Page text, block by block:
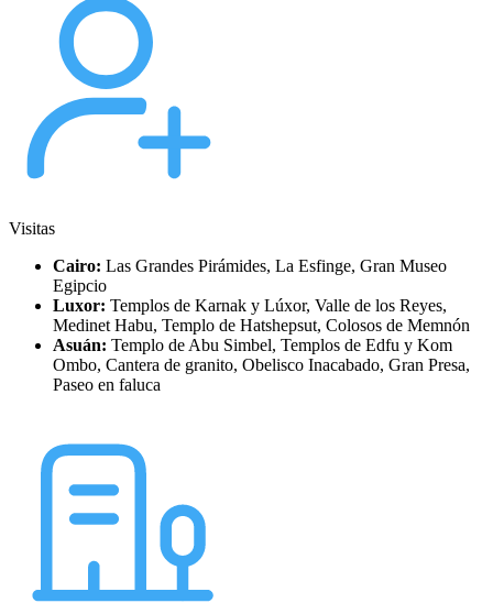
Visitas
Cairo: Las Grandes Pirámides, La Esfinge, Gran Museo
Egipcio
Luxor: Templos de Karnak y Lúxor, Valle de los Reyes,
Medinet Habu, Templo de Hatshepsut, Colosos de Memnón
Asuán: Templo de Abu Simbel, Templos de Edfu y Kom
Ombo, Cantera de granito, Obelisco Inacabado, Gran Presa,
Paseo en faluca